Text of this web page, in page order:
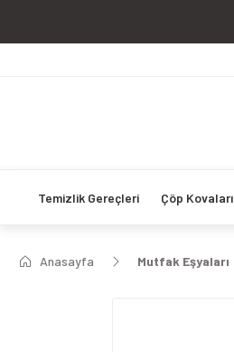
Temizlik Gereçleri Çöp Kovaları
Anasayfa Mutfak Eşyaları